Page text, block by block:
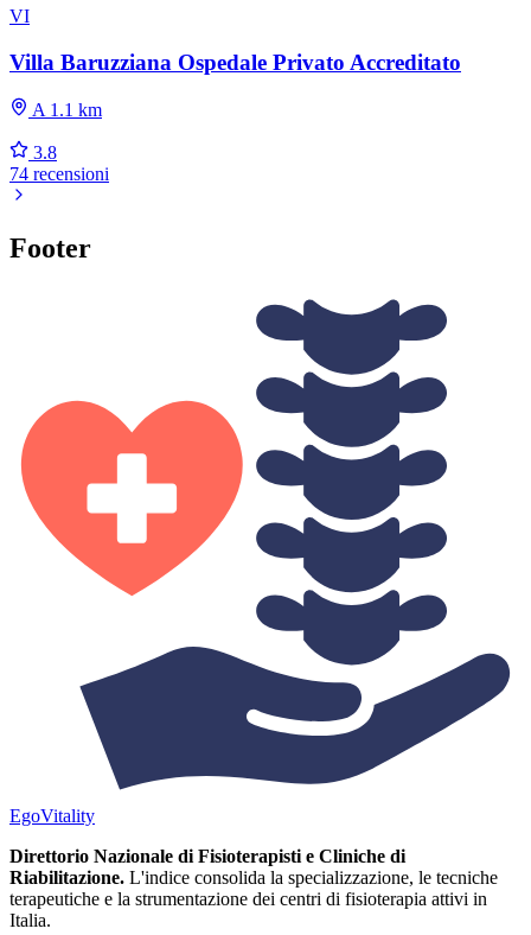
VI
Villa Baruzziana Ospedale Privato Accreditato
A 1.1 km
3.8
74 recensioni
Footer
EgoVitality
Direttorio Nazionale di Fisioterapisti e Cliniche di
Riabilitazione. L'indice consolida la specializzazione, le tecniche
terapeutiche e la strumentazione dei centri di fisioterapia attivi in
Italia.